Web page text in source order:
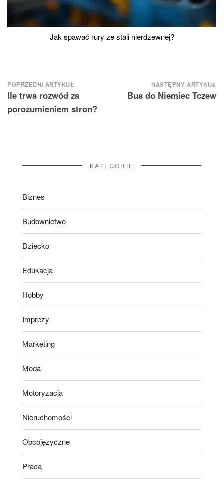
Jak spawać rury ze stali nierdzewnej?
Nawigacja
wpisu
POPRZEDNI ARTYKUŁ
Ile trwa rozwód za
porozumieniem stron?
NASTĘPNY ARTYKUŁ
Bus do Niemiec Tczew
KATEGORIE
Biznes
Budownictwo
Dziecko
Edukacja
Hobby
Imprezy
Marketing
Moda
Motoryzacja
Nieruchomości
Obcojęzyczne
Praca